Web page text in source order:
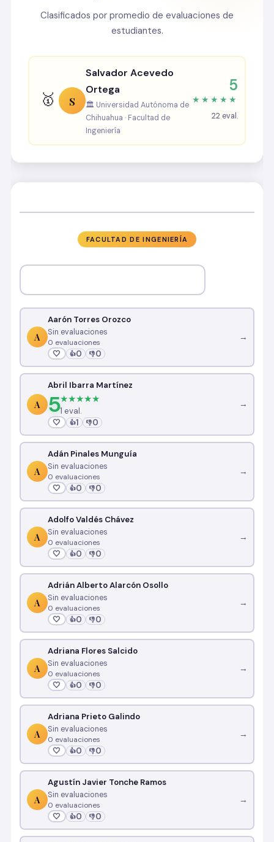
Clasificados por promedio de evaluaciones de
estudiantes.
🥇 S
Salvador Acevedo
Ortega
🏛️ Universidad Autónoma de
Chihuahua · Facultad de
Ingeniería
5
★★★★★
22 eval.
FACULTAD DE INGENIERÍA
A
Aarón Torres Orozco
Sin evaluaciones
0 evaluaciones
🤍 👍0 👎0
→
A
Abril Ibarra Martínez
5★★★★★
1 eval.
🤍
👍1 👎0
→
A
Adán Pinales Munguía
Sin evaluaciones
0 evaluaciones
🤍 👍0 👎0
→
A
Adolfo Valdés Chávez
Sin evaluaciones
0 evaluaciones
🤍 👍0 👎0
→
A
Adrián Alberto Alarcón Osollo
Sin evaluaciones
0 evaluaciones
🤍 👍0 👎0
→
A
Adriana Flores Salcido
Sin evaluaciones
0 evaluaciones
🤍 👍0 👎0
→
A
Adriana Prieto Galindo
Sin evaluaciones
0 evaluaciones
🤍 👍0 👎0
→
A
Agustín Javier Tonche Ramos
Sin evaluaciones
0 evaluaciones
🤍 👍0 👎0
→